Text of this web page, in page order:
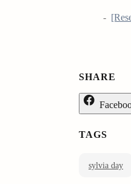
SHARE
TAGS
sylvia day